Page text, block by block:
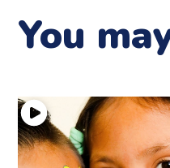
You